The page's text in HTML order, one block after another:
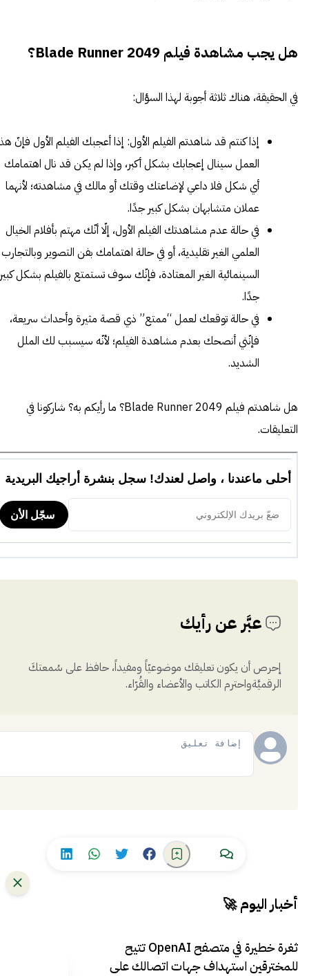
هل يجب مشاهدة فيلم Blade Runner 2049؟
في الحقيقة، هناك ثلاثة أجوبة لهذا السؤال:
إذا كنتم قد شاهدتم الفيلم الأول: إذا أعجبك الفيلم الأول فإنّ
العمل سينال إعجابك بشكل أكبر، وإذا لم يكن قد نال اهتمامك
أي شكل فلا داعي لإضاعتك وقتك أو مالك في مشاهدته؛ لأنهما
عملان متشابهان بشكل كبير جدًا.
في حالة عدم مشاهدتك الفيلم الأول، إلّا أنّك مهتم بأفلام الخيال
العلمي الغير تقليدية، أو في حالة اهتمامك بفن التصوير وبالتجارب
السينمائية الغير المعتادة، فإنّك سوف تستمتع بالفيلم بشكل كبير
جدًا.
في حالة توقعك لعمل “ممتع” ذي قصة مثيرة وأحداث سريعة،
فإنّني أنصحك بعدم مشاهدة الفيلم؛ لأنّه سيسبب لك الملل
الشديد.
هل شاهدتم فيلم Blade Runner 2049؟ ما رأيكم به؟ شاركونا في
التعليقات.
عبَّر عن رأيك
إحرص أن يكون تعليقك موضوعيّاً ومفيداً، حافظ على سُمعتكَ
الرقميَّةواحترم الكاتب والأعضاء والقُرّاء.
أخبار اليوم 🚀
ثغرة خطيرة في متصفح OpenAI تتيح
للمخترقين استهداف جهات اتصالك على